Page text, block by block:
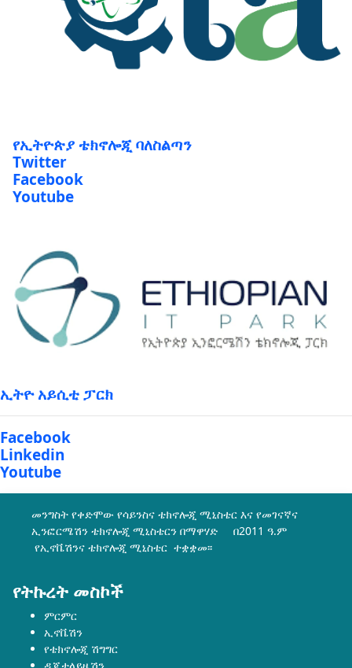
የኢትዮጵያ ቴክኖሎጂ ባለስልጣን
Twitter
Facebook
Youtube
ኢትዮ አይሲቲ ፓርክ
Facebook
Linkedin
Youtube
መንግስት የቀድሞው የሳይንስና ቴክኖሎጂ ሚኒስቴር እና የመገናኛና
ኢንፎርሜሽን ቴክኖሎጂ ሚኒስቴርን በማዋሃድ በ2011 ዓ.ም
የኢኖቬሽንና ቴክኖሎጂ ሚኒስቴር ተቋቋመ፡፡
የትኩረት መስኮች
ምርምር
ኢኖቬሽን
የቴክኖሎጂ ሽግግር